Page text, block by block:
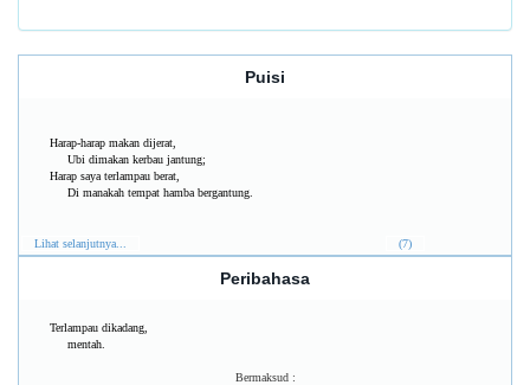
Puisi
Harap-harap makan dijerat,
Ubi dimakan kerbau jantung;
Harap saya terlampau berat,
Di manakah tempat hamba bergantung.
Lihat selanjutnya... (7)
Peribahasa
Terlampau dikadang,
mentah.
Bermaksud :